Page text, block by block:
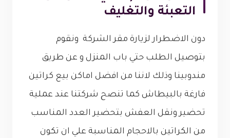
التعبئة والتغليف
دون الاضطرار لزيارة مقر الشركة ونقوم
بتوصيل الطلب حتي باب المنزل و عن طريق
مندوبينا وذلك لاننا من افضل اماكن بيع كراتين
فارغة بالبيطاش كما تنصح شركتنا عند عملية
تحضير ونقل العفش بتحضير العدد المناسب
من الكراتين بالاحجام المناسبة علي ان تكون